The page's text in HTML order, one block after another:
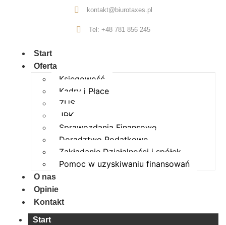
kontakt@biurotaxes.pl
Tel: +48 781 856 245
Start
Oferta
Księgowość
Kadry i Płace
ZUS
JPK
Sprawozdania Finansowe
Doradztwo Podatkowe
Zakładanie Działalności i spółek
Pomoc w uzyskiwaniu finansowań
O nas
Opinie
Kontakt
Start